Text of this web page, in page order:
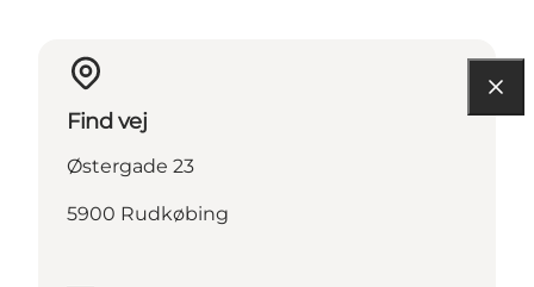
Find vej
Østergade 23
5900 Rudkøbing